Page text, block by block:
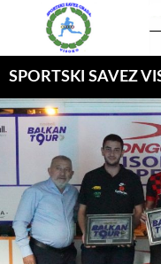
SPORTSKI SAVEZ